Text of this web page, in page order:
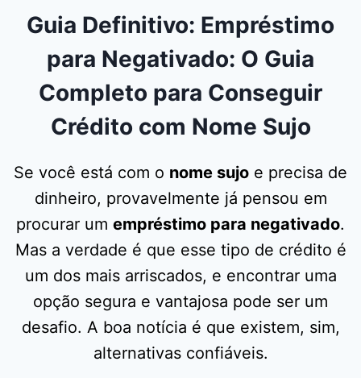
Guia Definitivo: Empréstimo
para Negativado: O Guia
Completo para Conseguir
Crédito com Nome Sujo
Se você está com o nome sujo e precisa de
dinheiro, provavelmente já pensou em
procurar um empréstimo para negativado.
Mas a verdade é que esse tipo de crédito é
um dos mais arriscados, e encontrar uma
opção segura e vantajosa pode ser um
desafio. A boa notícia é que existem, sim,
alternativas confiáveis.